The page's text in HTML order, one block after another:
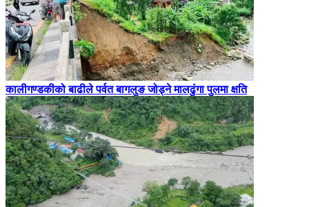
कालीगण्डकीको बाढीले पर्वत बागलुङ जोड्ने मालढुंगा पुलमा क्षति